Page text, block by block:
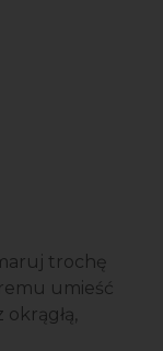
trochę
umieść